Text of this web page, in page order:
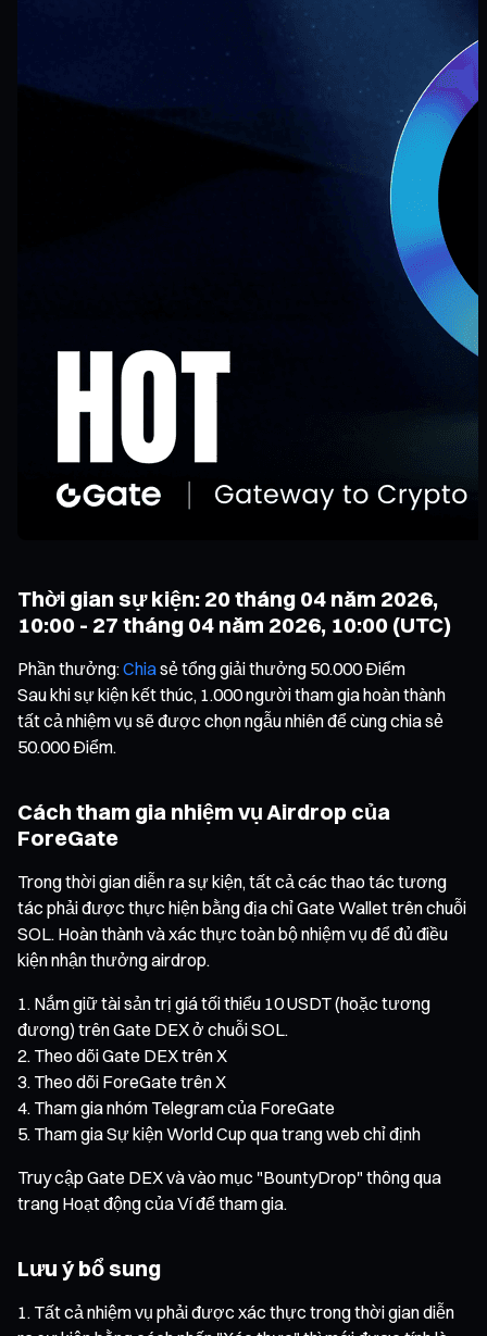
Thời gian sự kiện: 20 tháng 04 năm 2026,
10:00 - 27 tháng 04 năm 2026, 10:00 (UTC)
Phần thưởng:Chiasẻ tổng giải thưởng 50.000 Điểm
Sau khi sự kiện kết thúc, 1.000 người tham gia hoàn thành
tất cả nhiệm vụ sẽ được chọn ngẫu nhiên để cùng chia sẻ
50.000 Điểm.
Cách tham gia nhiệm vụ Airdrop của
ForeGate
Trong thời gian diễn ra sự kiện, tất cả các thao tác tương
tác phải được thực hiện bằng địa chỉ Gate Wallet trên chuỗi
SOL. Hoàn thành và xác thực toàn bộ nhiệm vụ để đủ điều
kiện nhận thưởng airdrop.
Nắm giữ tài sản trị giá tối thiểu 10 USDT (hoặc tương
đương) trên Gate DEX ở chuỗi SOL.
Theo dõi Gate DEX trên X
Theo dõi ForeGate trên X
Tham gia nhóm Telegram của ForeGate
Tham gia Sự kiện World Cup qua trang web chỉ định
Truy cập Gate DEX và vào mục "BountyDrop" thông qua
trang Hoạt động của Ví để tham gia.
Lưu ý bổ sung
Tất cả nhiệm vụ phải được xác thực trong thời gian diễn